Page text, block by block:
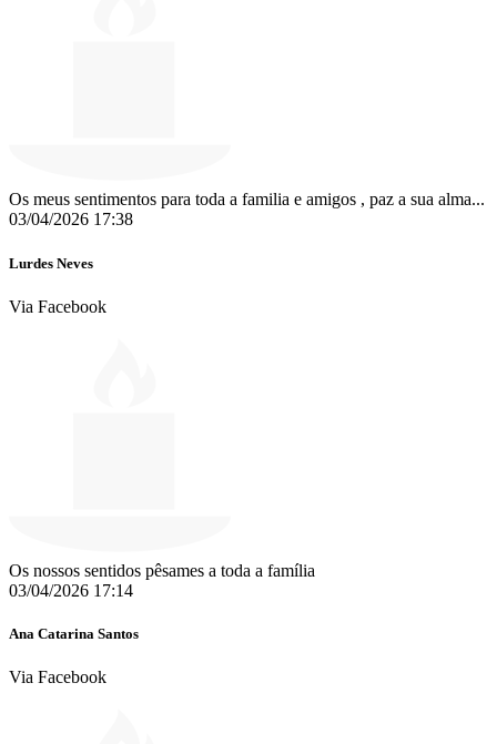
Os meus sentimentos para toda a familia e amigos , paz a sua alma...
03/04/2026 17:38
Lurdes Neves
Via Facebook
Os nossos sentidos pêsames a toda a família
03/04/2026 17:14
Ana Catarina Santos
Via Facebook